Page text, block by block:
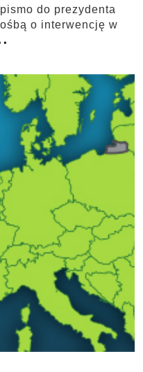
do prezydenta
o interwencję w